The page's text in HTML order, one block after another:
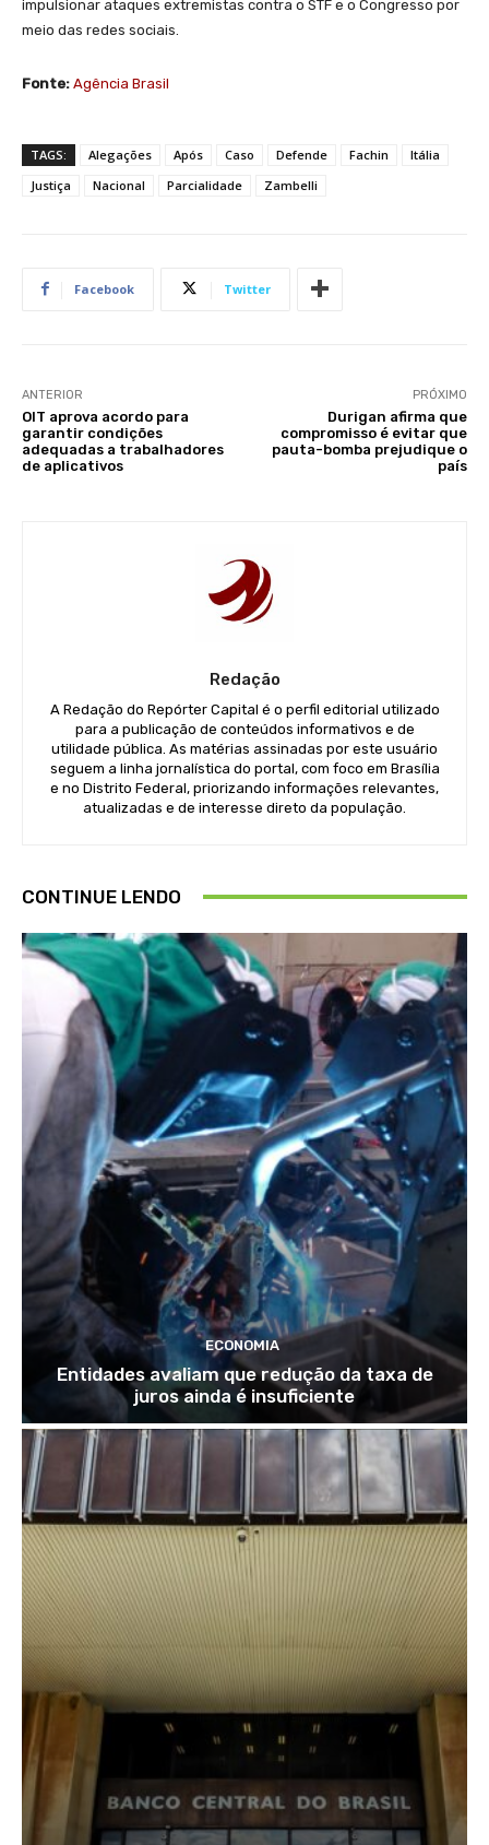
impulsionar ataques extremistas contra o STF e o Congresso por
meio das redes sociais.
Fonte: Agência Brasil
TAGS: Alegações Após Caso Defende Fachin
Itália
Justiça
Nacional Parcialidade Zambelli
Facebook Twitter
ANTERIOR
OIT aprova acordo para
garantir condições
adequadas a trabalhadores
de aplicativos
PRÓXIMO
Durigan afirma que
compromisso é evitar que
pauta-bomba prejudique o
país
Redação
A Redação do Repórter Capital é o perfil editorial utilizado
para a publicação de conteúdos informativos e de
utilidade pública. As matérias assinadas por este usuário
seguem a linha jornalística do portal, com foco em Brasília
e no Distrito Federal, priorizando informações relevantes,
atualizadas e de interesse direto da população.
CONTINUE LENDO
ECONOMIA
Entidades avaliam que redução da taxa de
juros ainda é insuficiente